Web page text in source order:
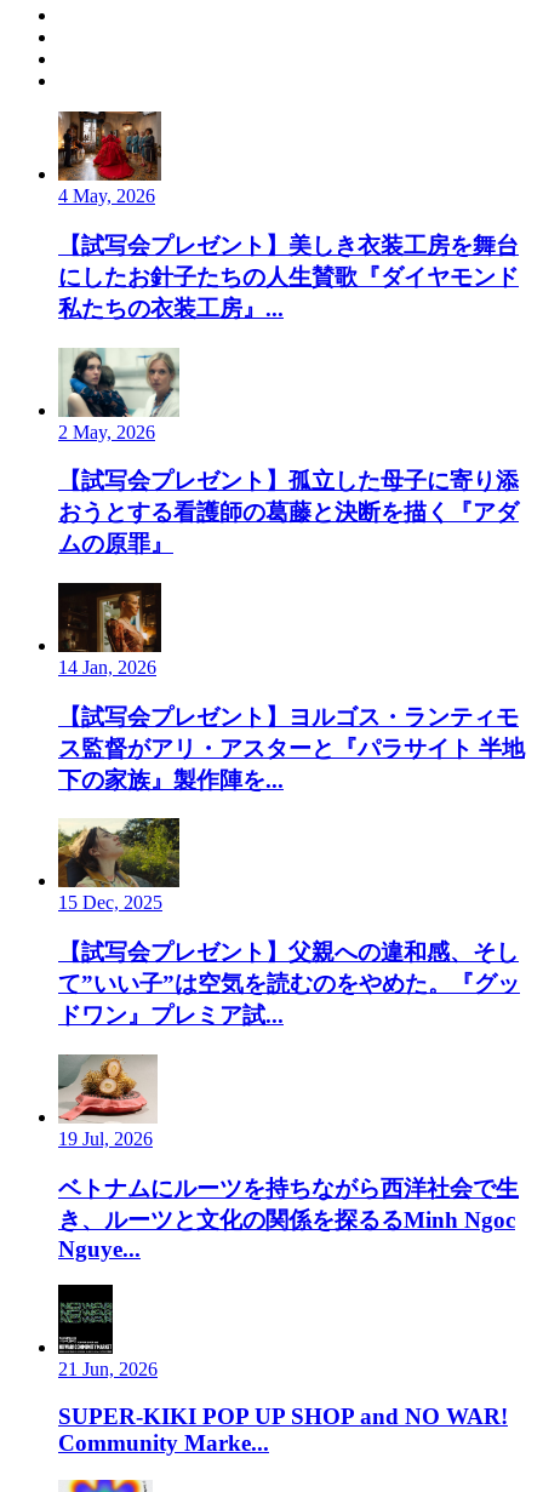
4 May, 2026
【試写会プレゼント】美しき衣装工房を舞台
にしたお針子たちの人生賛歌『ダイヤモンド
私たちの衣装工房』...
2 May, 2026
【試写会プレゼント】孤立した母子に寄り添
おうとする看護師の葛藤と決断を描く『アダ
ムの原罪』
14 Jan, 2026
【試写会プレゼント】ヨルゴス・ランティモ
ス監督がアリ・アスターと『パラサイト 半地
下の家族』製作陣を...
15 Dec, 2025
【試写会プレゼント】父親への違和感、そし
て”いい子”は空気を読むのをやめた。『グッ
ドワン』プレミア試...
19 Jul, 2026
ベトナムにルーツを持ちながら西洋社会で生
き、ルーツと文化の関係を探るるMinh Ngoc
Nguye...
21 Jun, 2026
SUPER-KIKI POP UP SHOP and NO WAR!
Community Marke...